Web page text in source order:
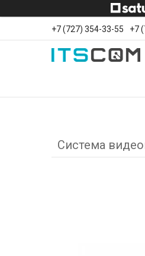
+7 (727) 354-33-55 +7
Система